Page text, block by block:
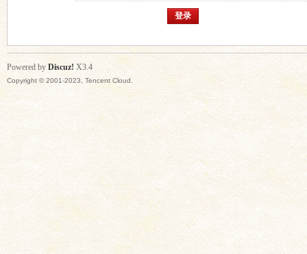
登录
Powered by Discuz! X3.4
Copyright © 2001-2023, Tencent Cloud.